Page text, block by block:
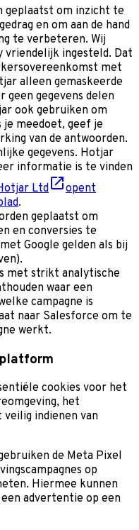
geplaatst om inzicht te
en om aan de hand
te verbeteren. Wij
vriendelijk ingesteld. Dat
met
alleen gemaskeerde
geen gegevens delen
ook gebruiken om
je meedoet, geef je
van de antwoorden.
gegevens. Hotjar
informatie is te vinden
Ltd
opent
.
geplaatst om
en conversies te
Google gelden als bij
met strikt analytische
waar een
campagne is
naar Salesforce om te
werkt.
cookies voor het
het
indienen van
de Meta Pixel
op
Hiermee kunnen
advertentie op een